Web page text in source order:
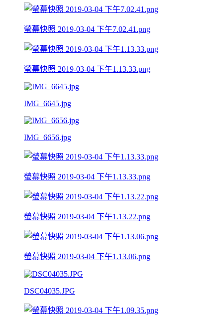
螢幕快照 2019-03-04 下午7.02.41.png
螢幕快照 2019-03-04 下午1.13.33.png
IMG_6645.jpg
IMG_6656.jpg
螢幕快照 2019-03-04 下午1.13.33.png
螢幕快照 2019-03-04 下午1.13.22.png
螢幕快照 2019-03-04 下午1.13.06.png
DSC04035.JPG